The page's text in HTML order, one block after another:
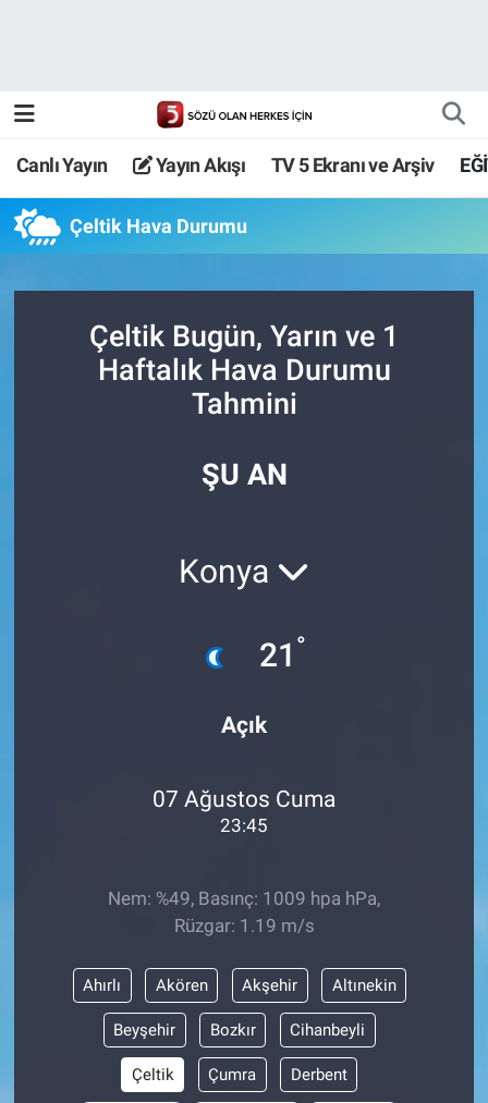
Canlı Yayın Yayın Akışı TV 5 Ekranı ve Arşiv
Çeltik Hava Durumu
Çeltik Bugün, Yarın ve 1
Haftalık Hava Durumu
Tahmini
ŞU AN
Konya
21 °
Açık
07 Ağustos Cuma
23:45
Nem: %49, Basınç: 1009 hpa hPa,
Rüzgar: 1.19 m/s
Ahırlı Akören Akşehir Altınekin
Beyşehir Bozkır Cihanbeyli
Çeltik Çumra Derbent
TV 5 Ekranı ve Arşiv